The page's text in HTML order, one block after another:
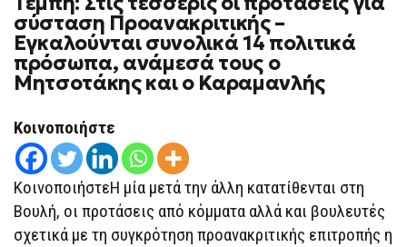
σύσταση Προανακριτικής –
Εγκαλούνται συνολικά 14 πολιτικά
πρόσωπα, ανάμεσά τους ο
Μητσοτάκης και ο Καραμανλής
Κοινοποιήστε
ΚοινοποιήστεΗ μία μετά την άλλη κατατίθενται στη
Βουλή, οι προτάσεις από κόμματα αλλά και βουλευτές
σχετικά με τη συγκρότηση προανακριτικής επιτροπής η